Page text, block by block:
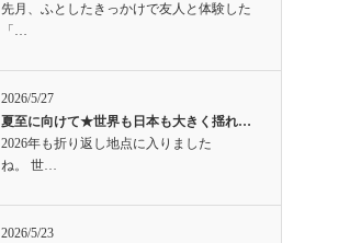
先月、ふとしたきっかけで友人と体験した
「…
2026/5/27
夏至に向けて★世界も日本も大きく揺れ…
2026年も折り返し地点に入りました
ね。 世…
2026/5/23